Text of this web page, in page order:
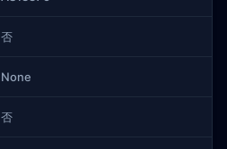
否
None
否